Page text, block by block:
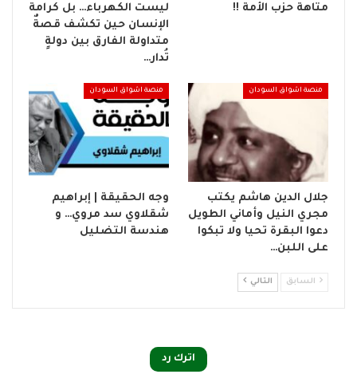
متاهة حزب الأمة !!
ليست الكهرباء… بل كرامة
الإنسان حين تكشف قصةٌ
متداولة الفارق بين دولةٍ
تُدار…
منصة اشواق السودان
جلال الدين هاشم يكتب
مجري النيل وأماني الطويل
دعوا البقرة تحيا ولا تبكوا
على اللبن…
منصة اشواق السودان
وجه الحقيقة | إبراهيم
شقلاوي سد مروي… و
هندسة التضليل
السابق التالي
اترك رد